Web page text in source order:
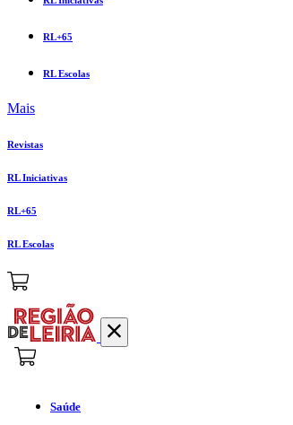
RL+65
RL Escolas
Mais
Revistas
RL Iniciativas
RL+65
RL Escolas
Saúde